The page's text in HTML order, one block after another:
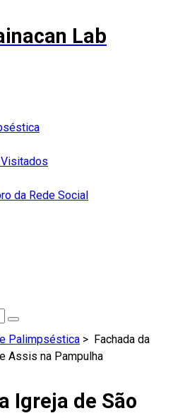
Lab
da Rede Social
Palimpséstica > Fachada da
Assis na Pampulha
Igreja de São